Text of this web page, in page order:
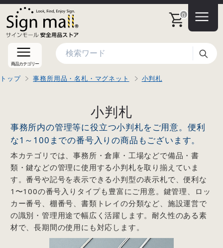
0
商品カテゴリー 検索
トップ 事務所用品・名札・マグネット 小判札
小判札
事務所内の管理等に役立つ小判札をご用意。便利
な1～100までの番号入りの商品もございます。
本カテゴリでは、事務所・倉庫・工場などで備品・書
類・鍵などの管理に使用する小判札を取り揃えていま
す。番号や記号を表示できる小判型の表示札で、便利な
1〜100の番号入りタイプも豊富にご用意。鍵管理、ロッ
カー番号、棚番号、書類トレイの分類など、施設運営で
の識別・管理用途で幅広く活躍します。耐久性のある素
材で、長期間の使用にも対応します。